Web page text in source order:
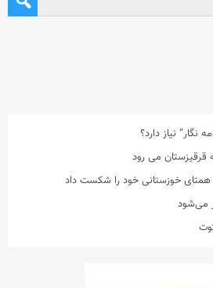
نگار” نیاز دارد؟
قرقیزستان می رود
همتای خوزستانی خود را شکست داد
می‌شود